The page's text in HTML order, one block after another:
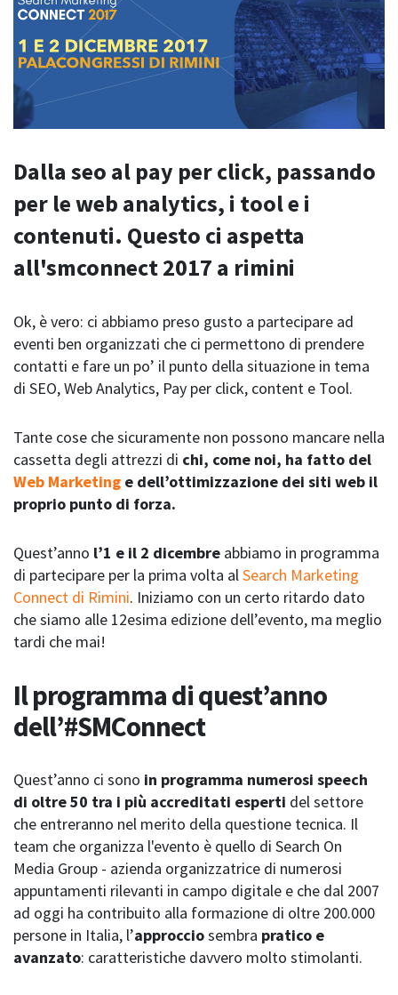
Dalla seo al pay per click, passando
per le web analytics, i tool e i
contenuti. Questo ci aspetta
all'smconnect 2017 a rimini
Ok, è vero: ci abbiamo preso gusto a partecipare ad
eventi ben organizzati che ci permettono di prendere
contatti e fare un po’ il punto della situazione in tema
di SEO, Web Analytics, Pay per click, content e Tool.
Tante cose che sicuramente non possono mancare nella
cassetta degli attrezzi di chi, come noi, ha fatto del
Web Marketing e dell’ottimizzazione dei siti web il
proprio punto di forza.
Quest’anno l’1 e il 2 dicembre abbiamo in programma
di partecipare per la prima volta alSearch Marketing
Connect di Rimini. Iniziamo con un certo ritardo dato
che siamo alle 12esima edizione dell’evento, ma meglio
tardi che mai!
Il programma di quest’anno
dell’#SMConnect
Quest’anno ci sono in programma numerosi speech
di oltre 50 tra i più accreditati esperti del settore
che entreranno nel merito della questione tecnica. Il
team che organizza l'evento è quello di Search On
Media Group - azienda organizzatrice di numerosi
appuntamenti rilevanti in campo digitale e che dal 2007
ad oggi ha contribuito alla formazione di oltre 200.000
persone in Italia, l’approcciosembra pratico e
avanzato: caratteristiche davvero molto stimolanti.